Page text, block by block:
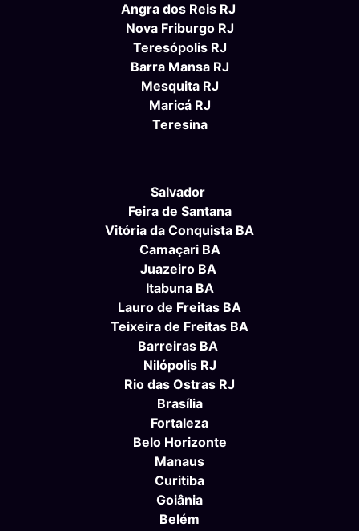
Angra dos Reis RJ
Nova Friburgo RJ
Teresópolis RJ
Barra Mansa RJ
Mesquita RJ
Maricá RJ
Teresina
Salvador
Feira de Santana
Vitória da Conquista BA
Camaçari BA
Juazeiro BA
Itabuna BA
Lauro de Freitas BA
Teixeira de Freitas BA
Barreiras BA
Nilópolis RJ
Rio das Ostras RJ
Brasília
Fortaleza
Belo Horizonte
Manaus
Curitiba
Goiânia
Belém